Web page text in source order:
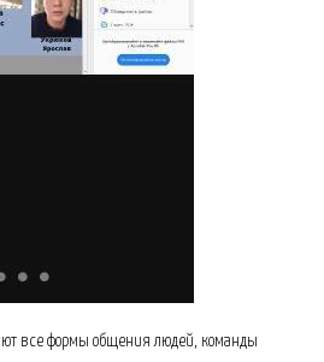
все формы общения людей, команды